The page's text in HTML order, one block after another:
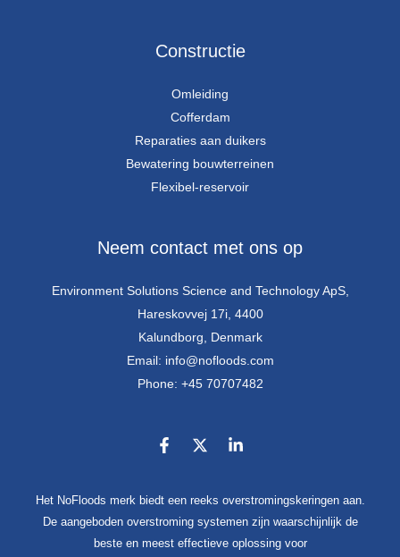
Constructie
Omleiding
Cofferdam
Reparaties aan duikers
Bewatering bouwterreinen
Flexibel-reservoir
Neem contact met ons op
Environment Solutions Science and Technology ApS,
Hareskovvej 17i, 4400
Kalundborg, Denmark
Email: info@nofloods.com
Phone: +45 70707482
Het NoFloods merk biedt een reeks overstromingskeringen aan.
De aangeboden overstroming systemen zijn waarschijnlijk de
beste en meest effectieve oplossing voor